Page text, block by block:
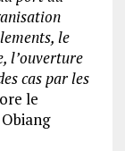
le
l’ouverture
cas par les
le